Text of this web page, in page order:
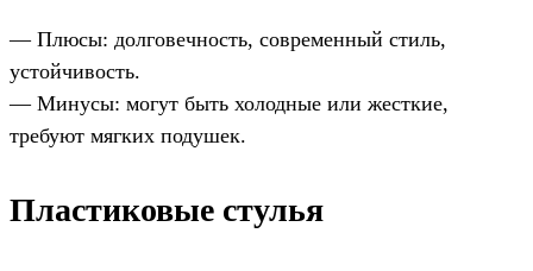
— Плюсы: долговечность, современный стиль,
устойчивость.
— Минусы: могут быть холодные или жесткие,
требуют мягких подушек.
Пластиковые стулья